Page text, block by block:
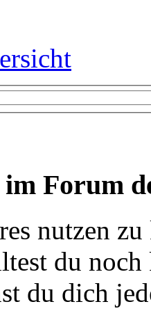
Forum
nutzen
du
du dich